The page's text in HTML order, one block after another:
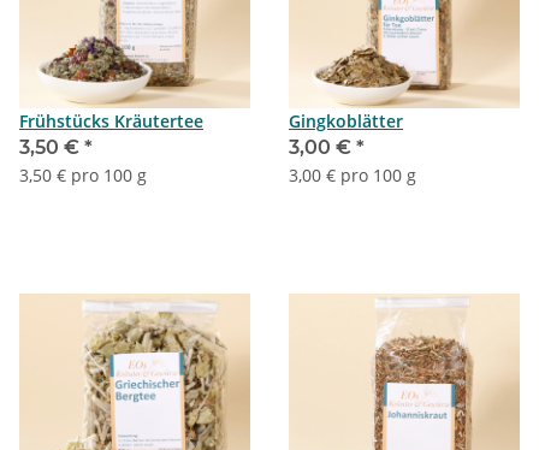
Frühstücks Kräutertee
3,50 € *
3,50 € pro 100 g
Gingkoblätter
3,00 € *
3,00 € pro 100 g